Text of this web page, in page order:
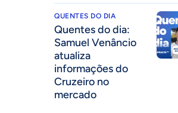
QUENTES DO DIA
Quentes do dia:
Samuel Venâncio
atualiza
informações do
Cruzeiro no
mercado